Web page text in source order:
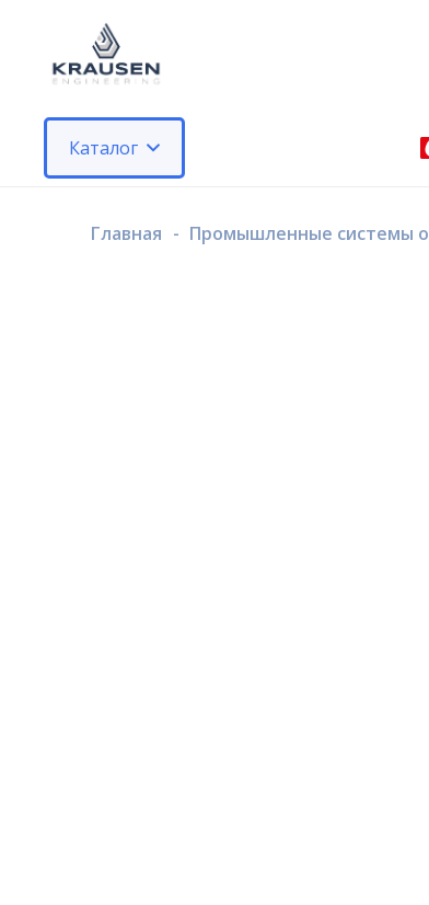
Каталог
Главная - Промышленные системы